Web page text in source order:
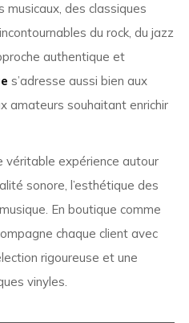
musicaux, des classiques
du rock, du jazz
authentique et
s’adresse aussi bien aux
amateurs souhaitant enrichir
véritable expérience autour
sonore, l’esthétique des
En boutique comme
chaque client avec
rigoureuse et une
vinyles.